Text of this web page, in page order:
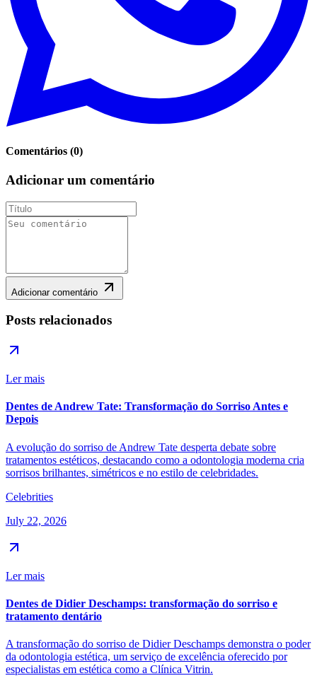
Comentários (0)
Adicionar um comentário
Adicionar comentário
Posts relacionados
Ler mais
Dentes de Andrew Tate: Transformação do Sorriso Antes e
Depois
A evolução do sorriso de Andrew Tate desperta debate sobre
tratamentos estéticos, destacando como a odontologia moderna cria
sorrisos brilhantes, simétricos e no estilo de celebridades.
Celebrities
July 22, 2026
Ler mais
Dentes de Didier Deschamps: transformação do sorriso e
tratamento dentário
A transformação do sorriso de Didier Deschamps demonstra o poder
da odontologia estética, um serviço de excelência oferecido por
especialistas em estética como a Clínica Vitrin.